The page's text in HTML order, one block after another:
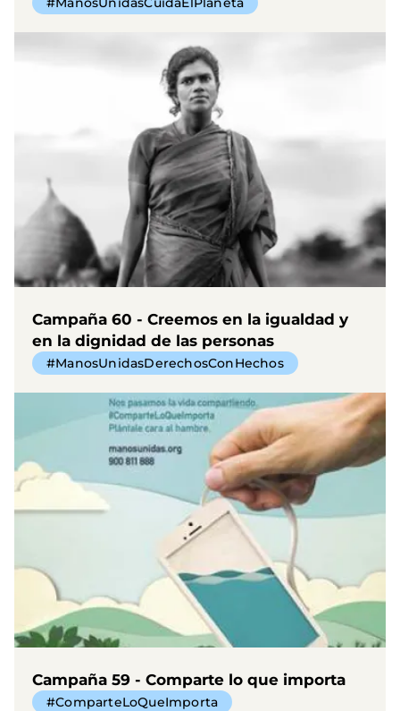
Campaña 60 - Creemos en la igualdad y
en la dignidad de las personas
#ManosUnidasDerechosConHechos
Campaña 59 - Comparte lo que importa
#ComparteLoQueImporta